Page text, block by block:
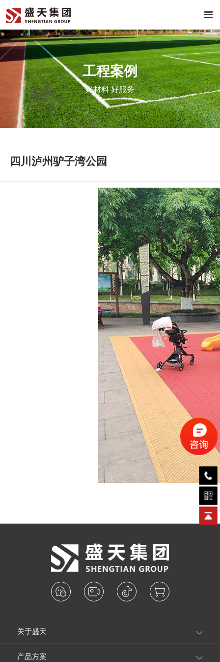
工程案例
好材料 好服务
四川泸州驴子湾公园
关于盛天
产品方案